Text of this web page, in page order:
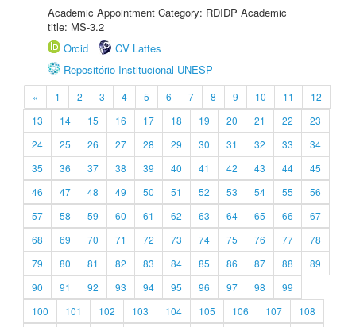
Academic Appointment Category: RDIDP Academic
title: MS-3.2
Orcid
CV Lattes
Repositório Institucional UNESP
« 1 2 3 4 5 6 7 8 9 10 11
12
13
14 15 16 17 18 19 20 21 22
23
24
25 26 27 28 29 30 31 32 33
34
35
36 37 38 39 40 41 42 43 44
45
46
47 48 49 50 51 52 53 54 55
56
57
58 59 60 61 62 63 64 65 66
67
68
69 70 71 72 73 74 75 76 77
78
79
80 81 82 83 84 85 86 87 88
89
90
91 92 93 94 95 96 97 98
99
100
101 102 103 104 105 106 107
108